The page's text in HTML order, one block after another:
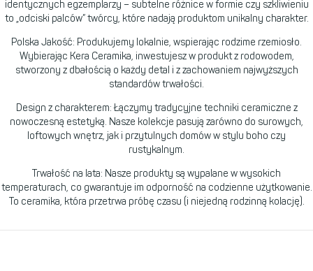
identycznych egzemplarzy – subtelne różnice w formie czy szkliwieniu
to „odciski palców” twórcy, które nadają produktom unikalny charakter.
Polska Jakość: Produkujemy lokalnie, wspierając rodzime rzemiosło.
Wybierając Kera Ceramika, inwestujesz w produkt z rodowodem,
stworzony z dbałością o każdy detal i z zachowaniem najwyższych
standardów trwałości.
Design z charakterem: Łączymy tradycyjne techniki ceramiczne z
nowoczesną estetyką. Nasze kolekcje pasują zarówno do surowych,
loftowych wnętrz, jak i przytulnych domów w stylu boho czy
rustykalnym.
Trwałość na lata: Nasze produkty są wypalane w wysokich
temperaturach, co gwarantuje im odporność na codzienne użytkowanie.
To ceramika, która przetrwa próbę czasu (i niejedną rodzinną kolację).